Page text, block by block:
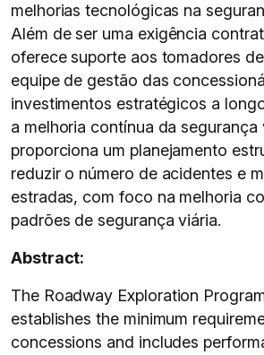
melhorias tecnológicas na
Além de ser uma exigência
oferece suporte aos tomadores
equipe de gestão das
investimentos estratégicos a
a melhoria contínua da segurança
proporciona um planejamento
reduzir o número de acidentes e
estradas, com foco na melhoria
padrões de segurança viária.
Abstract:
The Roadway Exploration
establishes the minimum
concessions and includes